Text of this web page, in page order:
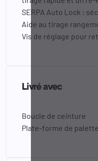
SERPA Auto Lock :
Aide au tirage
Vis de réglage pour
Livré avec
Boucle de ceinture
Plate-forme de palette